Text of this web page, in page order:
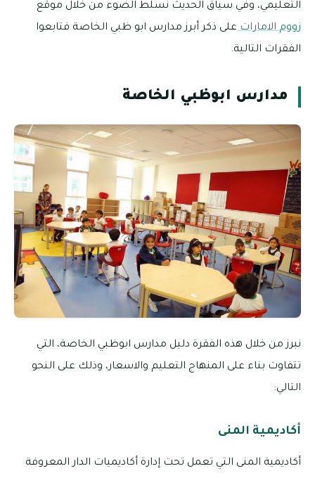
التعليمي، وفي سياق الحديث نسلط الضوء من خلال موقع
زووم الاماراتعلى ذكر أبرز مدارس ابو ظبي الخاصة فتابعوا
الفقرات التالية.
مدارس ابوظبي الخاصة
نبرز من خلال هذه الفقرة دليل مدارس ابوظبي الخاصة، التي
تتفاوت بناء على المنهاج التعليم والاسعار، وذلك على النحو
التالي:
أكاديمية المنى
أكاديمية المنى التي تعمل تحت إدارة أكاديميات الدار المعروفة